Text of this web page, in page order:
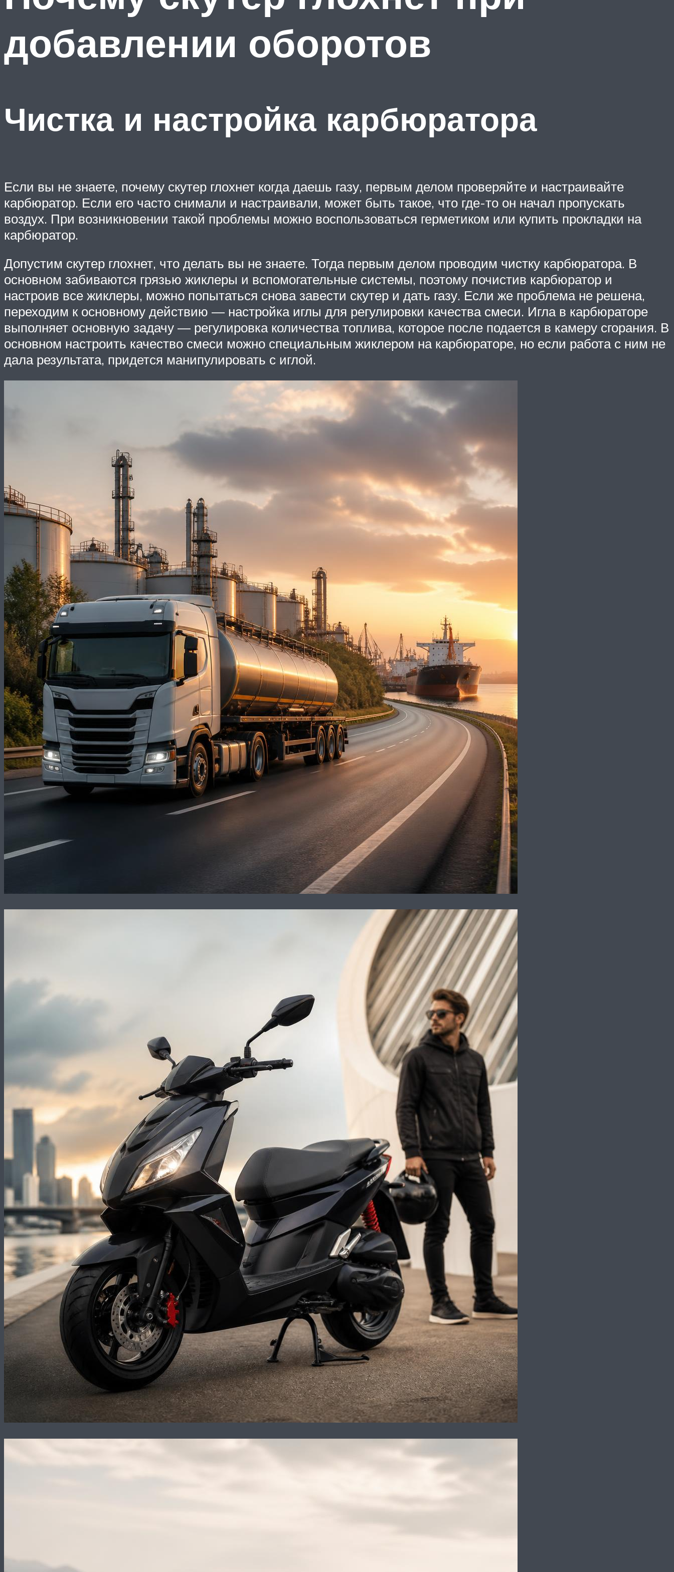
добавлении оборотов
Чистка и настройка карбюратора
Если вы не знаете, почему скутер глохнет когда даешь газу, первым делом проверяйте и настраивайте
карбюратор. Если его часто снимали и настраивали, может быть такое, что где-то он начал пропускать
воздух. При возникновении такой проблемы можно воспользоваться герметиком или купить прокладки на
карбюратор.
Допустим скутер глохнет, что делать вы не знаете. Тогда первым делом проводим чистку карбюратора. В
основном забиваются грязью жиклеры и вспомогательные системы, поэтому почистив карбюратор и
настроив все жиклеры, можно попытаться снова завести скутер и дать газу. Если же проблема не решена,
переходим к основному действию — настройка иглы для регулировки качества смеси. Игла в карбюраторе
выполняет основную задачу — регулировка количества топлива, которое после подается в камеру сгорания. В
основном настроить качество смеси можно специальным жиклером на карбюраторе, но если работа с ним не
дала результата, придется манипулировать с иглой.